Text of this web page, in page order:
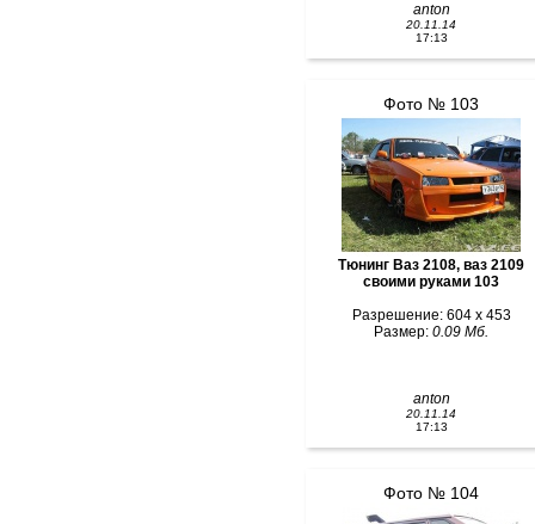
anton
20.11.14
17:13
Фото № 103
Тюнинг Ваз 2108, ваз 2109
своими руками 103
Разрешение: 604 x 453
Размер: 0.09 Мб.
anton
20.11.14
17:13
Фото № 104